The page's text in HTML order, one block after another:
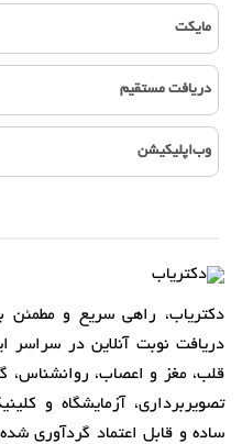
مایکت
دریافت مستقیم
وب‌اپلیکیشن
دکتریاب، راهی سریع و مطمئن
دریافت نوبت آنلاین در سراسر
قلب، مغز و اعصاب، روانشناس،
تصویربرداری، آزمایشگاه و
ساده و قابل اعتماد گردآوری